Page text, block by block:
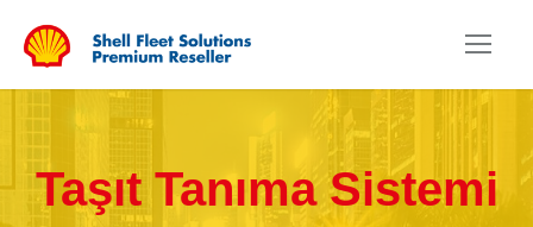
Taşıt Tanıma Sistemi